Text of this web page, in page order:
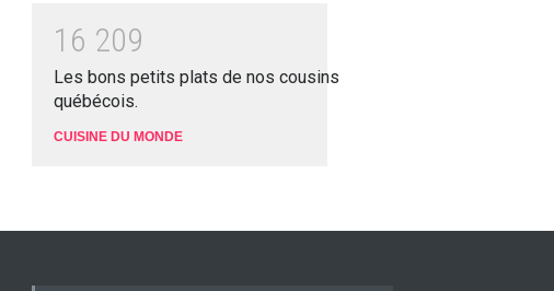
1 6 209
Les bons petits plats de nos cousins
québécois.
CUISINE DU MONDE